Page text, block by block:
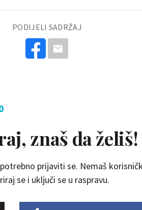
PODIJELI SADRŽAJ
znaš da želiš!
prijaviti se. Nemaš
se i uključi se u raspravu.